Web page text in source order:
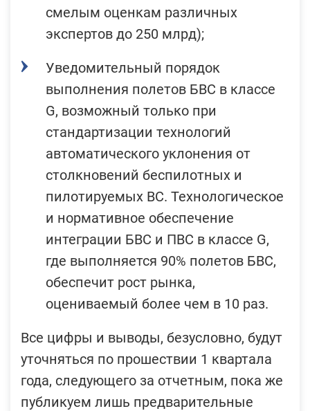
смелым оценкам различных
экспертов до 250 млрд);
Уведомительный порядок
выполнения полетов БВС в классе
G, возможный только при
стандартизации технологий
автоматического уклонения от
столкновений беспилотных и
пилотируемых ВС. Технологическое
и нормативное обеспечение
интеграции БВС и ПВС в классе G,
где выполняется 90% полетов БВС,
обеспечит рост рынка,
оцениваемый более чем в 10 раз.
Все цифры и выводы, безусловно, будут
уточняться по прошествии 1 квартала
года, следующего за отчетным, пока же
публикуем лишь предварительные